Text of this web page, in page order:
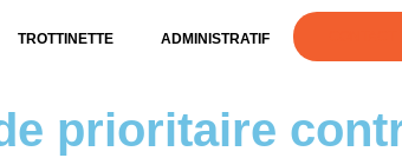
TROTTINETTE ADMINISTRATIF
prioritaire